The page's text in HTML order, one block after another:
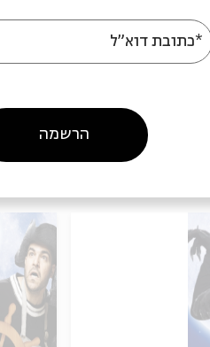
אירועים נוספים
*כתובת דוא"ל
הרשמה